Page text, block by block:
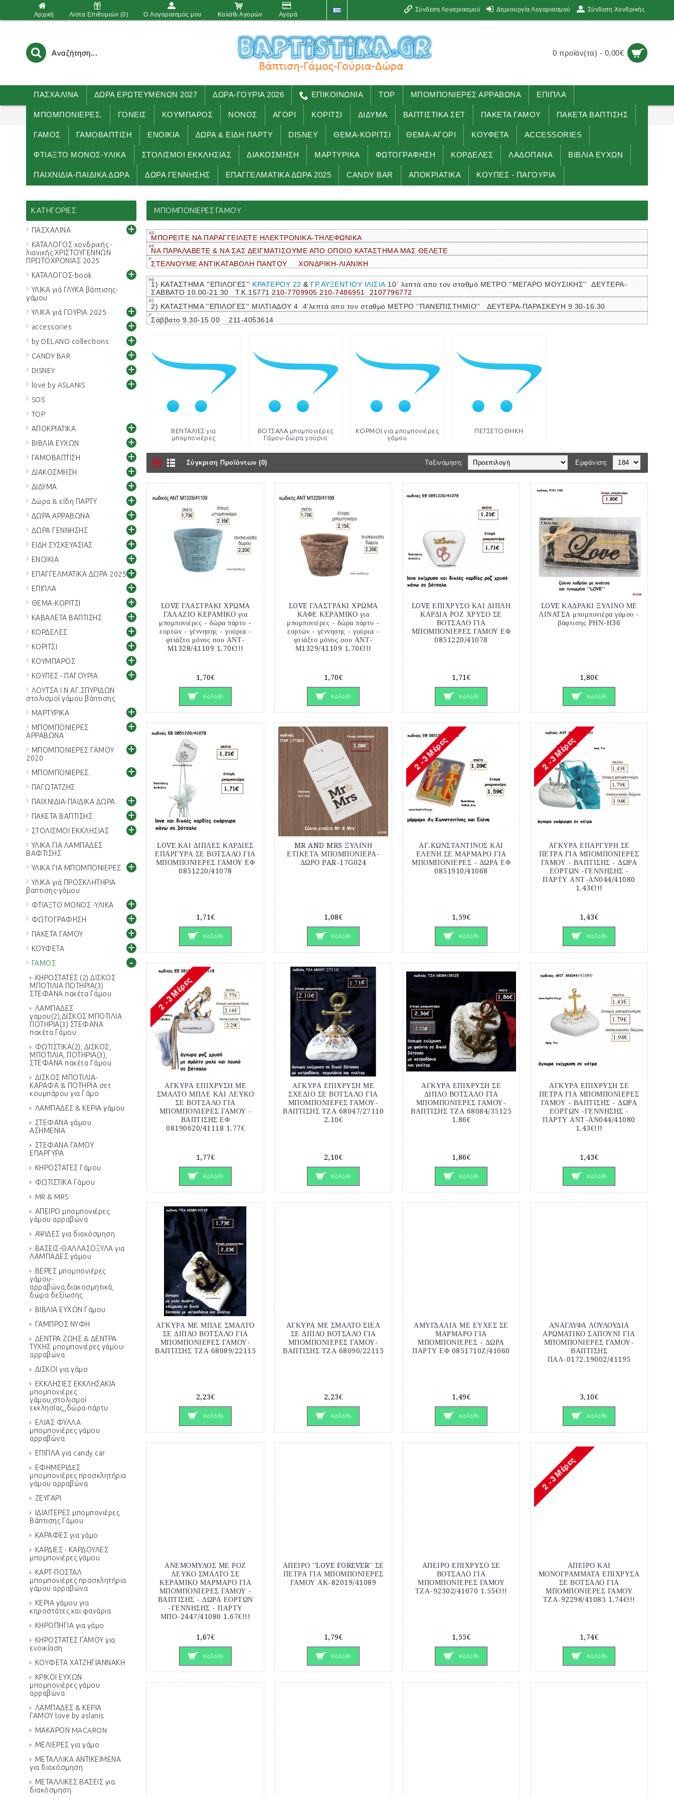
Αρχική Λίστα Επιθυμιών (0) O Λογαριασμός μου Καλάθι Αγορών Αγορά
Σύνδεση Λογαριασμού Δημιουργία Λογαριασμού Σύνδεση Χονδρικής
0 προϊόν(τα) - 0,00€
ΠΑΣΧΑΛΙΝΑ ΔΩΡΑ ΕΡΩΤΕΥΜΕΝΩΝ 2027 ΔΩΡΑ-ΓΟΥΡΙΑ 2026 ΕΠΙΚΟΙΝΩΝΙΑ TOP ΜΠΟΜΠΟΝΙΕΡΕΣ ΑΡΡΑΒΩΝΑ ΕΠΙΠΛΑ
ΜΠΟΜΠΟΝΙΕΡΕΣ. ΓΟΝΕΙΣ ΚΟΥΜΠΑΡΟΣ ΝΟΝΟΣ ΑΓΟΡΙ ΚΟΡΙΤΣΙ ΔΙΔΥΜΑ ΒΑΠΤΙΣΤΙΚΑ ΣΕΤ ΠΑΚΕΤΑ ΓΑΜΟΥ ΠΑΚΕΤΑ ΒΑΠΤΙΣΗΣ
ΓΑΜΟΣ ΓΑΜΟΒΑΠΤΙΣΗ ΕΝΟΙΚΙΑ ΔΏΡΑ & ΕΊΔΗ ΠΑΡΤΥ DISNEY ΘΕΜΑ-ΚΟΡΙΤΣΙ ΘΕΜΑ-ΑΓΟΡΙ ΚΟΥΦΕΤΑ ACCESSORIES
ΦΤΙΑΞΤΟ ΜΟΝΟΣ-ΥΛΙΚΑ ΣΤΟΛΙΣΜΟΙ ΕΚΚΛΗΣΙΑΣ ΔΙΑΚΟΣΜΗΣΗ ΜΑΡΤΥΡΙΚΑ ΦΩΤΟΓΡΑΦΗΣΗ ΚΟΡΔΕΛΕΣ ΛΑΔΟΠΑΝΑ ΒΙΒΛΙΑ ΕΥΧΩΝ
ΠΑΙΧΝΙΔΙΑ-ΠΑΙΔΙΚΑ ΔΩΡΑ ΔΩΡΑ ΓΕΝΝΗΣΗΣ ΕΠΑΓΓΕΛΜΑΤΙΚΑ ΔΩΡΑ 2025 CANDY BAR ΑΠΟΚΡΙΑΤΙΚΑ ΚΟΥΠΕΣ - ΠΑΓΟΥΡΙΑ
ΜΠΟΜΠΟΝΙΕΡΕΣ γάμου
ΚΑΤΗΓΟΡΊΕΣ
ΠΑΣΧΑΛΙΝΑ +
ΚΑΤΑΛΟΓΟΣ χονδρικής -
λιανικής ΧΡΙΣΤΟΥΓΕΝΝΩΝ
ΠΡΩΤΟΧΡΟΝΙΑΣ 2025
ΚΑΤΑΛΟΓΟΣ-book
+
ΥΛΙΚΑ γιά ΓΛΥΚΑ βάπτισης-
γάμου
ΥΛΙΚΑ γιά ΓΟΥΡΙΑ 2025
+
accessories +
by DELANO collections +
CANDY BAR +
DISNEY +
love by ASLANIS +
SOS
TOP
ΑΠΟΚΡΙΑΤΙΚΑ
+
ΒΙΒΛΙΑ ΕΥΧΩΝ +
ΓΑΜΟΒΑΠΤΙΣΗ +
ΔΙΑΚΟΣΜΗΣΗ +
ΔΙΔΥΜΑ +
Δώρα & είδη ΠΑΡΤΥ +
ΔΩΡΑ ΑΡΡΑΒΩΝΑ +
ΔΩΡΑ ΓΕΝΝΗΣΗΣ +
ΕΙΔΗ ΣΥΣΚΕΥΑΣΙΑΣ +
ΕΝΟΙΚΙΑ +
ΕΠΑΓΓΕΛΜΑΤΙΚΑ ΔΩΡΑ 2025 +
ΕΠΙΠΛΑ +
ΘΕΜΑ-ΚΟΡΙΤΣΙ +
ΚΑΒΑΛΕΤΑ ΒΑΠΤΙΣΗΣ +
ΚΟΡΔΕΛΕΣ +
ΚΟΡΙΤΣΙ +
ΚΟΥΜΠΑΡΟΣ +
ΚΟΥΠΕΣ - ΠΑΓΟΥΡΙΑ +
ΛΟΥΤΣΑ Ι.Ν ΑΓ.ΣΠΥΡΙΔΩΝ
στολισμοί γάμου βάπτισης
ΜΑΡΤΥΡΙΚΑ
+
ΜΠΟΜΠΟΝΙΕΡΕΣ
ΑΡΡΑΒΩΝΑ
+
ΜΠΟΜΠΟΝΙΕΡΕΣ ΓΑΜΟΥ
2020
+
ΜΠΟΜΠΟΝΙΕΡΕΣ. +
ΠΑΓΩΤΑΤΖΗΣ
ΠΑΙΧΝΙΔΙΑ-ΠΑΙΔΙΚΑ ΔΩΡΑ
+
ΠΑΚΕΤΑ ΒΑΠΤΙΣΗΣ +
ΣΤΟΛΙΣΜΟΙ ΕΚΚΛΗΣΙΑΣ +
ΥΛΙΚΑ ΓΙΑ ΛΑΜΠΑΔΕΣ
ΒΑΦΤΙΣΗΣ
ΥΛΙΚΑ ΓΙΑ ΜΠΟΜΠΟΝΙΕΡΕΣ
+
ΥΛΙΚΑ γιά ΠΡΟΣΚΛΗΤΗΡΙΑ
βαπτισης-γάμου
ΦΤΙΑΞΤΟ ΜΟΝΟΣ -ΥΛΙΚΑ
+
ΦΩΤΟΓΡΑΦΗΣΗ +
ΠΑΚΕΤΑ ΓΑΜΟΥ +
ΚΟΥΦΕΤΑ +
ΓΑΜΟΣ -
ΚΗΡΟΣΤΑΤΕΣ (2) ΔΙΣΚΟΣ
ΜΠΟΤΙΛΙΑ ΠΟΤΗΡΙΑ(3)
ΣΤΕΦΑΝΑ πακέτα Γάμου
ΛΑΜΠΑΔΕΣ
γαμου(2),ΔΙΣΚΟΣ ΜΠΟΤΙΛΙΑ
ΠΟΤΗΡΙΑ(3) ΣΤΕΦΑΝΑ
πακέτα Γάμου
ΦΩΤΙΣΤΙΚΑ(2), ΔΙΣΚΟΣ,
ΜΠΟΤΙΛΙΑ, ΠΟΤΗΡΙΑ(3),
ΣΤΕΦΑΝΑ πακέτα Γάμου
ΔΙΣΚΟΣ ΜΠΟΤΙΛΙΑ-
ΚΑΡΑΦΑ & ΠΟΤΗΡΙΑ σετ
κουμπάρου για Γάμο
ΛΑΜΠΑΔΕΣ & ΚΕΡΙΑ γάμου
ΣΤΕΦΑΝΑ γάμου
ΑΣΗΜΕΝΙΑ
ΣΤΕΦΑΝΑ ΓΑΜΟΥ
ΕΠΑΡΓΥΡΑ
ΚΗΡΟΣΤΑΤΕΣ Γάμου
ΦΩΤΙΣΤΙΚΑ Γάμου
MR & MRS
ΑΠΕΙΡΟ μπομπονιέρες
γάμου αρραβώνα
ΑΨΙΔΕΣ για διακόσμηση
ΒΑΣΕΙΣ-ΘΑΛΛΑΣΟΞΥΛΑ για
ΛΑΜΠΑΔΕΣ γάμου
ΒΕΡΕΣ μπομπονιέρες
γάμου-
αρραβώνα,διακοσμητικά,
δώρα δεξίωσης
ΒΙΒΛΙΑ ΕΥΧΩΝ Γάμου
ΓΑΜΠΡΟΣ ΝΥΦΗ
ΔΕΝΤΡΑ ΖΩΗΣ & ΔΕΝΤΡΑ
ΤΥΧΗΣ μπομπονιέρες γάμου-
αρραβώνα
ΔΙΣΚΟΙ για γάμο
ΕΚΚΛΗΣΙΕΣ ΕΚΚΛΗΣΑΚΙΑ
μπομπονιέρες
γάμου,στολισμοί
εκκλησίας,,δώρα-πάρτυ
ΕΛΙΑΣ ΦΥΛΛΑ
μπομπονιέρες γάμου
αρραβώνα
ΕΠΙΠΛΑ για candy car
ΕΦΗΜΕΡΙΔEΣ
μπομπονιέρες προσκλητήρια
γάμου αρραβώνα
ΖΕΥΓΑΡΙ
ΙΔΙΑΙΤΕΡΕΣ μπομπονιέρες
Βάπτισης Γάμου
ΚΑΡΑΦΕΣ για γάμο
ΚΑΡΔΙΕΣ - ΚΑΡΔΟΥΛΕΣ
μπομπονιέρες γάμου
ΚΑΡΤ-ΠΟΣΤΑΛ
μπομπονιέρες προσκλητήρια
γάμου αρραβώνα
ΚΕΡΙΑ γάμου για
κηροστάτες και φανάρια
ΚΗΡΟΠΗΓΙΑ για γάμο
ΚΗΡΟΣΤΑΤΕΣ ΓΑΜΟΥ για
ενοικίαση
ΚΟΥΦΕΤΑ ΧΑΤΖΗΓΙΑΝΝΑΚΗ
ΚΡΙΚΟΙ ΕΥΧΩΝ
μπομπονιέρες γάμου
αρραβώνα
ΛΑΜΠΑΔΕΣ & ΚΕΡΙΑ
ΓΑΜΟΥ love by aslanis
ΜΑΚΑΡΟΝ MACARON
ΜΕΛΙΕΡΕΣ για γάμο
ΜΕΤΑΛΛΙΚΑ ΑΝΤΙΚΕΙΜΕΝΑ
για διακόσμηση
ΜΕΤΑΛΛΙΚΕΣ ΒΑΣΕΙΣ για
διακόσμηση
ΜΠΟΜΠΟΝΙΕΡΕΣ ΓΆΜΟΥ
ΜΠΟΡΕΙΤΕ ΝΑ ΠΑΡΑΓΓΕΙΛΕΤΕ ΗΛΕΚΤΡΟΝΙΚΑ-ΤΗΛΕΦΩΝΙΚΑ
ΝΑ ΠΑΡΑΛΑΒΕΤΕ & ΝΑ ΣΑΣ ΔΕΙΓΜΑΤΙΣΟΥΜΕ ΑΠΟ ΟΠΟΙΟ ΚΑΤΑΣΤΗΜΑ ΜΑΣ ΘΕΛΕΤΕ
ΣΤΕΛΝΟΥΜΕ ΑΝΤΙΚΑΤΑΒΟΛΗ ΠΑΝΤΟΥ ΧΟΝΔΡΙΚΗ-ΛΙΑΝΙΚΗ
1) ΚΑΤΑΣΤΗΜΑ ''ΕΠΙΛΟΓΕΣ'' ΚΡΑΤΕΡΟΥ 22 & ΓΡ.ΑΥΞΕΝΤΙΟΥ ΙΛΙΣΙΑ 10΄ λεπτά απο τον σταθμό ΜΕΤΡΟ ''ΜΕΓΑΡΟ ΜΟΥΣΙΚΗΣ''
ΔΕΥΤΕΡΑ-
ΣΑΒΒΑΤΟ 10.00-21.30 Τ.Κ.15771 210-7709905 210-7486951 2107796772
2) ΚΑΤΑΣΤΗΜΑ ''ΕΠΙΛΟΓΕΣ'' ΜΙΛΤΙΑΔΟΥ 4 4'λεπτά απο τον σταθμό ΜΕΤΡΟ ''ΠΑΝΕΠΙΣΤΗΜΙΟ'' ΔΕΥΤΕΡΑ-ΠΑΡΑΣΚΕΥΗ 9.30-16.30
Σάββατο 9.30-15.00 211-4053614
ΒΕΝΤΑΛΙΕΣ για
μπομπονιέρες
ΒΟΤΣΑΛΑ μπομπονιέρες
Γάμου-δώρα γούρια
ΚΟΡΜΟΙ για μπομπονιέρες
γάμου
ΠΕΤΣΕΤΟΘΗΚΗ
Σύγκριση Προϊόντων (0) Εμφάνιση:
Ταξινόμηση:
LOVE ΓΛΑΣΤΡΑΚΙ ΧΡΩΜΑ
ΓΑΛΑΖΙΟ ΚΕΡΑΜΙΚΟ για
μπομπονιέρες - δώρα πάρτυ -
εορτών - γέννησης - γούρια -
φτιάξτο μόνος σου ΑΝΤ-
Μ1328/41109 1.70€!!!
1,70€
Καλάθι
LOVE ΓΛΑΣΤΡΑΚΙ ΧΡΩΜΑ
ΚΑΦΕ ΚΕΡΑΜΙΚΟ για
μπομπονιέρες - δώρα πάρτυ -
εορτών - γέννησης - γούρια -
φτιάξτο μόνος σου ΑΝΤ-
Μ1329/41109 1.70€!!!
1,70€
Καλάθι
LOVE ΕΠΙΧΡΥΣΟ ΚΑΙ ΔΙΠΛΗ
ΚΑΡΔΙΑ ΡΟΖ ΧΡΥΣΟ ΣΕ
ΒΟΤΣΑΛΟ ΓΙΑ
ΜΠΟΜΠΟΝΙΕΡΕΣ ΓΑΜΟΥ ΕΦ
0851220/41078
1,71€
Καλάθι
LOVE ΚΑΔΡΑΚΙ ΞΥΛΙΝΟ ΜΕ
ΛΙΝΑΤΣΑ μπομπονιέρα γάμου -
βάφτισης ΡΗΝ-Η36
1,80€
Καλάθι
LOVE ΚΑΙ ΔΙΠΛΕΣ ΚΑΡΔΙΕΣ
ΕΠΑΡΓΥΡΑ ΣΕ ΒΟΤΣΑΛΟ ΓΙΑ
ΜΠΟΜΠΟΝΙΕΡΕΣ ΓΑΜΟΥ ΕΦ
0851220/41078
1,71€
Καλάθι
MR AND MRS ΞΥΛΙΝΗ
ΕΤΙΚΕΤΑ ΜΠΟΜΠΟΝΙΕΡΑ-
ΔΩΡΟ PAR-17G024
1,08€
Καλάθι
ΑΓ.ΚΩΝΣΤΑΝΤΙΝΟΣ ΚΑΙ
ΕΛΕΝΗ ΣΕ ΜΑΡΜΑΡΟ ΓΙΑ
ΜΠΟΜΠΟΝΙΕΡΕΣ - ΔΩΡΑ ΕΦ
0851910/41068
1,59€
Καλάθι
ΑΓΚΥΡΑ ΕΠΑΡΓΥΡΗ ΣΕ
ΠΕΤΡΑ ΓΙΑ ΜΠΟΜΠΟΝΙΕΡΕΣ
ΓΑΜΟΥ - ΒΑΠΤΙΣΗΣ - ΔΩΡΑ
ΕΟΡΤΩΝ -ΓΕΝΝΗΣΗΣ -
ΠΑΡΤΥ ΑΝΤ-ΑΝ044/41080
1.43€!!!
1,43€
Καλάθι
ΑΓΚΥΡΑ ΕΠΙΧΡΥΣΗ ΜΕ
ΣΜΑΛΤΟ ΜΠΛΕ ΚΑΙ ΛΕΥΚΟ
ΣΕ ΒΟΤΣΑΛΟ ΓΙΑ
ΜΠΟΜΠΟΝΙΕΡΕΣ ΓΑΜΟΥ -
ΒΑΠΤΙΣΗΣ ΕΦ
08190620/41118 1.77€
1,77€
Καλάθι
ΑΓΚΥΡΑ ΕΠΙΧΡΥΣΗ ΜΕ
ΣΧΕΔΙΟ ΣΕ ΒΟΤΣΑΛΟ ΓΙΑ
ΜΠΟΜΠΟΝΙΕΡΕΣ ΓΑΜΟΥ-
ΒΑΠΤΙΣΗΣ ΤΖΑ 68047/27110
2.10€
2,10€
Καλάθι
ΑΓΚΥΡΑ ΕΠΙΧΡΥΣΗ ΣΕ
ΔΙΠΛΟ ΒΟΤΣΑΛΟ ΓΙΑ
ΜΠΟΜΠΟΝΙΕΡΕΣ ΓΑΜΟΥ-
ΒΑΠΤΙΣΗΣ ΤΖΑ 68084/35125
1.86€
1,86€
Καλάθι
ΑΓΚΥΡΑ ΕΠΙΧΡΥΣΗ ΣΕ
ΠΕΤΡΑ ΓΙΑ ΜΠΟΜΠΟΝΙΕΡΕΣ
ΓΑΜΟΥ - ΒΑΠΤΙΣΗΣ - ΔΩΡΑ
ΕΟΡΤΩΝ -ΓΕΝΝΗΣΗΣ -
ΠΑΡΤΥ ΑΝΤ-ΑΝ044/41080
1.43€!!!
1,43€
Καλάθι
ΑΓΚΥΡΑ ΜΕ ΜΠΛΕ ΣΜΑΛΤΟ
ΣΕ ΔΙΠΛΟ ΒΟΤΣΑΛΟ ΓΙΑ
ΜΠΟΜΠΟΝΙΕΡΕΣ ΓΑΜΟΥ-
ΒΑΠΤΙΣΗΣ ΤΖΑ 68089/22115
2,23€
Καλάθι
ΑΓΚΥΡΑ ΜΕ ΣΜΑΛΤΟ ΣΙΕΛ
ΣΕ ΔΙΠΛΟ ΒΟΤΣΑΛΟ ΓΙΑ
ΜΠΟΜΠΟΝΙΕΡΕΣ ΓΑΜΟΥ-
ΒΑΠΤΙΣΗΣ ΤΖΑ 68090/22115
2,23€
Καλάθι
ΑΜΥΓΔΑΛΙΑ ΜΕ ΕΥΧΕΣ ΣΕ
ΜΑΡΜΑΡΟ ΓΙΑ
ΜΠΟΜΠΟΝΙΕΡΕΣ - ΔΩΡΑ
ΠΑΡΤΥ ΕΦ 0851710Ζ/41060
1,49€
Καλάθι
ΑΝΑΓΛΥΦΑ ΛΟΥΛΟΥΔΙΑ
ΑΡΩΜΑΤΙΚΟ ΣΑΠΟΥΝΙ ΓΙΑ
ΜΠΟΜΠΟΝΙΕΡΕΣ ΓΑΜΟΥ-
ΒΑΠΤΙΣΗΣ
ΠΑΛ-0172.19002/41195
3,10€
Καλάθι
ΑΝΕΜΟΜΥΛΟΣ ΜΕ ΡΟΖ
ΛΕΥΚΟ ΣΜΑΛΤΟ ΣΕ
ΚΕΡΑΜΙΚΟ ΜΑΡΜΑΡΟ ΓΙΑ
ΜΠΟΜΠΟΝΙΕΡΕΣ ΓΑΜΟΥ -
ΒΑΠΤΙΣΗΣ - ΔΩΡΑ ΕΟΡΤΩΝ
-ΓΕΝΝΗΣΗΣ - ΠΑΡΤΥ
ΜΠΟ-2447/41080 1.67€!!!
1,67€
Καλάθι
ΑΠΕΙΡΟ ''LOVE FOREVER'' ΣΕ
ΠΕΤΡΑ ΓΙΑ ΜΠΟΜΠΟΝΙΕΡΕΣ
ΓΑΜΟΥ ΑΚ-82019/41089
1,79€
Καλάθι
ΑΠΕΙΡΟ ΕΠΙΧΡΥΣΟ ΣΕ
ΒΟΤΣΑΛΟ ΓΙΑ
ΜΠΟΜΠΟΝΙΕΡΕΣ ΓΑΜΟΥ
ΤΖΑ-92302/41070 1.55€!!!
1,55€
Καλάθι
ΑΠΕΙΡΟ ΚΑΙ
ΜΟΝΟΓΡΑΜΜΑΤΑ ΕΠΙΧΡΥΣΑ
ΣΕ ΒΟΤΣΑΛΟ ΓΙΑ
ΜΠΟΜΠΟΝΙΕΡΕΣ ΓΑΜΟΥ
ΤΖΑ-92298/41085 1.74€!!!
1,74€
Καλάθι